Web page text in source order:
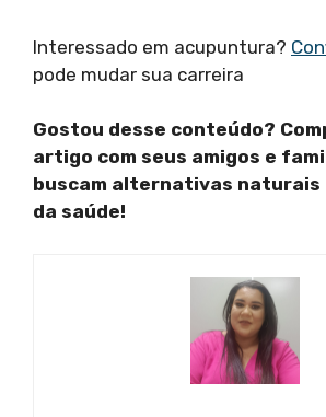
Interessado em acupuntura?
pode mudar sua carreira
Gostou desse conteúdo?
artigo com seus amigos e
buscam alternativas naturais
da saúde!